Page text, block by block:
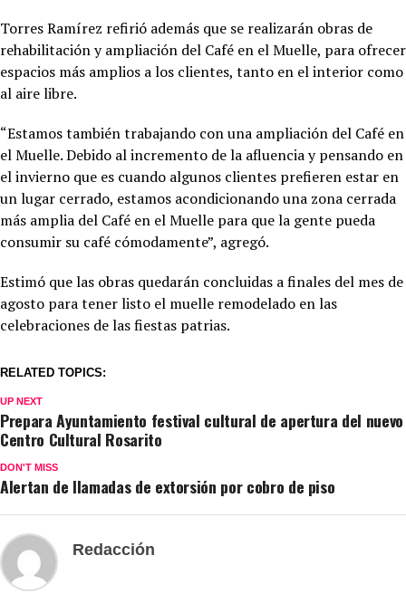
Torres Ramírez refirió además que se realizarán obras de
rehabilitación y ampliación del Café en el Muelle, para ofrecer
espacios más amplios a los clientes, tanto en el interior como
al aire libre.
“Estamos también trabajando con una ampliación del Café en
el Muelle. Debido al incremento de la afluencia y pensando en
el invierno que es cuando algunos clientes prefieren estar en
un lugar cerrado, estamos acondicionando una zona cerrada
más amplia del Café en el Muelle para que la gente pueda
consumir su café cómodamente”, agregó.
Estimó que las obras quedarán concluidas a finales del mes de
agosto para tener listo el muelle remodelado en las
celebraciones de las fiestas patrias.
RELATED TOPICS:
UP NEXT
Prepara Ayuntamiento festival cultural de apertura del nuevo
Centro Cultural Rosarito
DON'T MISS
Alertan de llamadas de extorsión por cobro de piso
Redacción